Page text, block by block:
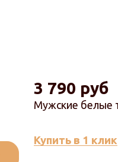
Мужские белые
3 790 руб
Купить в 1 клик